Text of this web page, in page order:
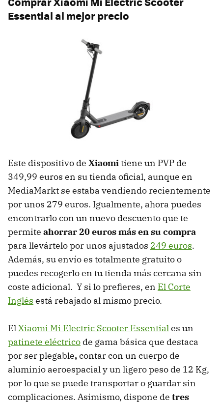
Essential al mejor precio
Este dispositivo de Xiaomitiene un PVP de
349,99 euros en su tienda oficial, aunque en
MediaMarkt se estaba vendiendo recientemente
por unos 279 euros. Igualmente, ahora puedes
encontrarlo con un nuevo descuento que te
permite ahorrar 20 euros más en su compra
para llevártelo por unos ajustados 249 euros.
Además, su envío es totalmente gratuito o
puedes recogerlo en tu tienda más cercana sin
coste adicional. Y si lo prefieres, en El Corte
Inglés está rebajado al mismo precio.
ElXiaomi Mi Electric Scooter Essentiales un
patinete eléctrico de gama básica que destaca
por serplegable,contar con un cuerpo de
aluminio aeroespacial y un ligero peso de 12 Kg,
por lo que se puede transportar o guardar sin
complicaciones. Asimismo, dispone de tres